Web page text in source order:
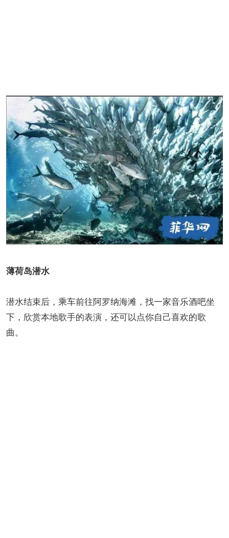
薄荷岛潜水
潜水结束后，乘车前往阿罗纳海滩，找一家音乐酒吧坐
下，欣赏本地歌手的表演，还可以点你自己喜欢的歌
曲。